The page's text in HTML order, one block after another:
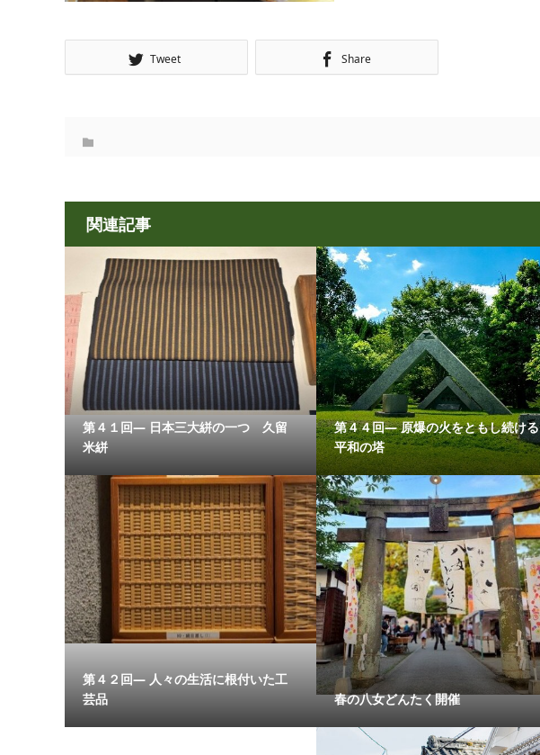
Tweet Share
関連記事
第４１回― 日本三大絣の一つ 久留
米絣
第４４回― 原爆の火をともし続ける
平和の塔
第４２回― 人々の生活に根付いた工
芸品
春の八女どんたく開催